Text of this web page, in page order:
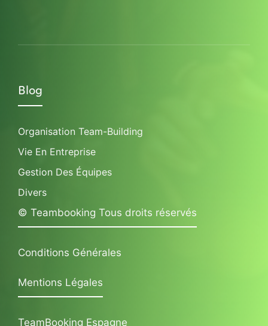
Blog
Organisation Team-Building
Vie En Entreprise
Gestion Des Équipes
Divers
© Teambooking Tous droits réservés
Conditions Générales
Mentions Légales
TeamBooking Espagne